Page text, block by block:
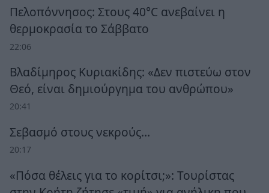
Πελοπόννησος: Στους 40°C ανεβαίνει η
θερμοκρασία το Σάββατο
22:06
Βλαδίμηρος Κυριακίδης: «Δεν πιστεύω στον
Θεό, είναι δημιούργημα του ανθρώπου»
20:41
Σεβασμό στους νεκρούς…
20:17
«Πόσα θέλεις για το κορίτσι;»: Τουρίστας